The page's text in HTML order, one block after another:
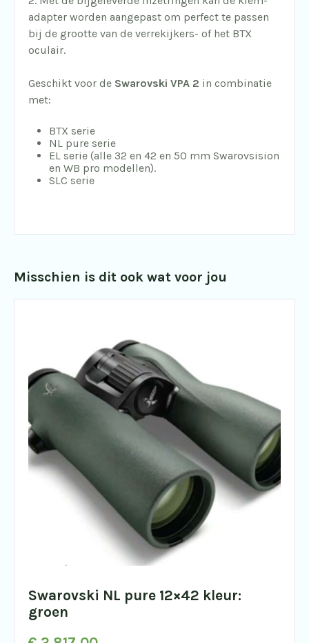
adapter worden aangepast om perfect te passen
bij de grootte van de verrekijkers- of het BTX
oculair.
Geschikt voor de Swarovski VPA 2 in combinatie
met:
BTX serie
NL pure serie
EL serie (alle 32 en 42 en 50 mm Swarovsision
en WB pro modellen).
SLC serie
Misschien is dit ook wat voor jou
Swarovski NL pure 12×42 kleur:
groen